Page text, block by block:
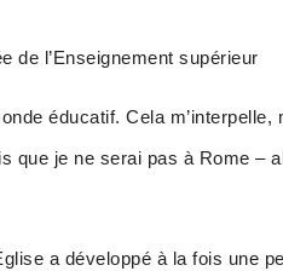
de l’Enseignement supérieur
éducatif. Cela
je ne serai pas à Rome –
a développé à la fois une